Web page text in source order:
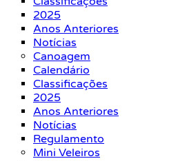
2025
Anos Anteriores
Notícias
Canoagem
Calendário
Classificações
2025
Anos Anteriores
Notícias
Regulamento
Mini Veleiros